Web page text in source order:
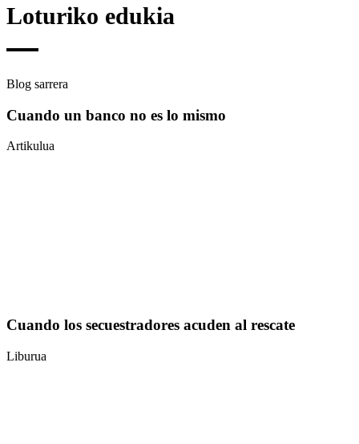
Loturiko edukia
Blog sarrera
Cuando un banco no es lo mismo
Artikulua
Cuando los secuestradores acuden al rescate
Liburua